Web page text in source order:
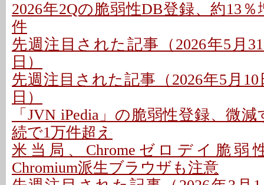
2026年2Qの脆弱性DB登録、約13％
件
先週注目された記事（2026年5月
日）
先週注目された記事（2026年5月10
日）
「JVN iPedia」の脆弱性登録、微
続で1万件超え
米当局、Chromeゼロデイ脆弱
Chromium派生ブラウザも注意